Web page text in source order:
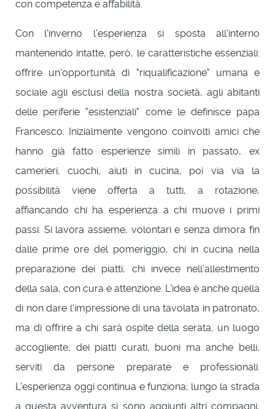
con competenza e affabilità.
Con l'inverno l'esperienza si sposta all'interno
mantenendo intatte, però, le caratteristiche essenziali:
offrire un'opportunità di "riqualificazione" umana e
sociale agli esclusi della nostra società, agli abitanti
delle periferie "esistenziali" come le definisce papa
Francesco. Inizialmente vengono coinvolti amici che
hanno già fatto esperienze simili in passato, ex
camerieri, cuochi, aiuti in cucina, poi via via la
possibilità viene offerta a tutti, a rotazione,
affiancando chi ha esperienza a chi muove i primi
passi. Si lavora assieme, volontari e senza dimora fin
dalle prime ore del pomeriggio, chi in cucina nella
preparazione dei piatti, chi invece nell'allestimento
della sala, con cura e attenzione. L'idea è anche quella
di non dare l'impressione di una tavolata in patronato,
ma di offrire a chi sarà ospite della serata, un luogo
accogliente, dei piatti curati, buoni ma anche belli,
serviti da persone preparate e professionali.
L'esperienza oggi continua e funziona; lungo la strada
a questa avventura si sono aggiunti altri compagni,